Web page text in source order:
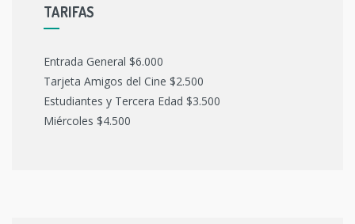
TARIFAS
Entrada General $6.000
Tarjeta Amigos del Cine $2.500
Estudiantes y Tercera Edad $3.500
Miércoles $4.500